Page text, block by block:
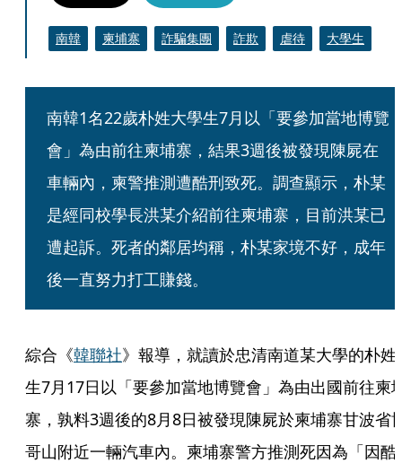
南韓 柬埔寨 詐騙集團 詐欺 虐待 大學生
南韓1名22歲朴姓大學生7月以「要參加當地博覽
會」為由前往柬埔寨，結果3週後被發現陳屍在
車輛內，柬警推測遭酷刑致死。調查顯示，朴某
是經同校學長洪某介紹前往柬埔寨，目前洪某已
遭起訴。死者的鄰居均稱，朴某家境不好，成年
後一直努力打工賺錢。
綜合《韓聯社》報導，就讀於忠清南道某大學的朴姓
生7月17日以「要參加當地博覽會」為由出國前往柬
寨，孰料3週後的8月8日被發現陳屍於柬埔寨甘波省
哥山附近一輛汽車內。柬埔寨警方推測死因為「因酷